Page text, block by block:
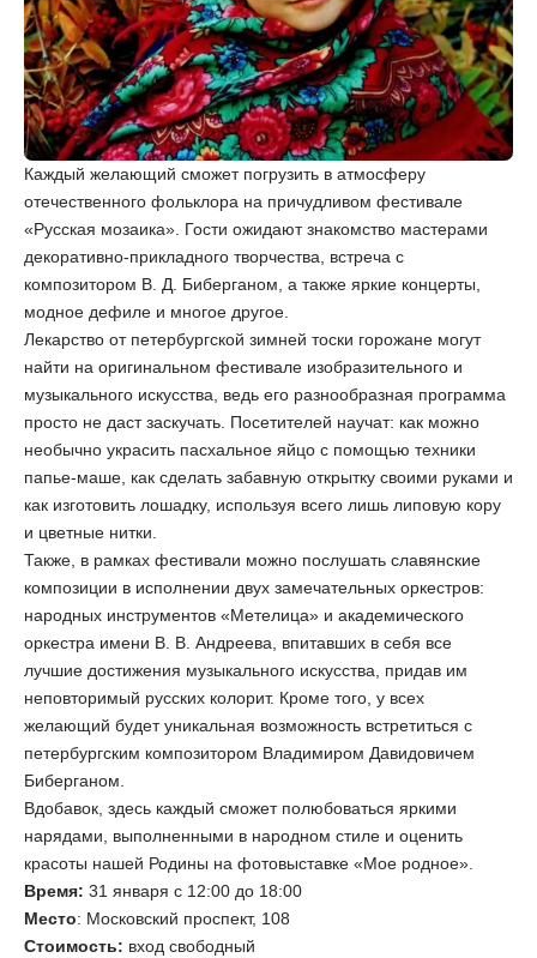
Каждый желающий сможет погрузить в атмосферу
отечественного фольклора на причудливом фестивале
«Русская мозаика». Гости ожидают знакомство мастерами
декоративно-прикладного творчества, встреча с
композитором В. Д. Биберганом, а также яркие концерты,
модное дефиле и многое другое.
Лекарство от петербургской зимней тоски горожане могут
найти на оригинальном фестивале изобразительного и
музыкального искусства, ведь его разнообразная программа
просто не даст заскучать. Посетителей научат: как можно
необычно украсить пасхальное яйцо с помощью техники
папье-маше, как сделать забавную открытку своими руками и
как изготовить лошадку, используя всего лишь липовую кору
и цветные нитки.
Также, в рамках фестивали можно послушать славянские
композиции в исполнении двух замечательных оркестров:
народных инструментов «Метелица» и академического
оркестра имени В. В. Андреева, впитавших в себя все
лучшие достижения музыкального искусства, придав им
неповторимый русских колорит. Кроме того, у всех
желающий будет уникальная возможность встретиться с
петербургским композитором Владимиром Давидовичем
Биберганом.
Вдобавок, здесь каждый сможет полюбоваться яркими
нарядами, выполненными в народном стиле и оценить
красоты нашей Родины на фотовыставке «Мое родное».
Время: 31 января с 12:00 до 18:00
Место: Московский проспект, 108
Стоимость: вход свободный